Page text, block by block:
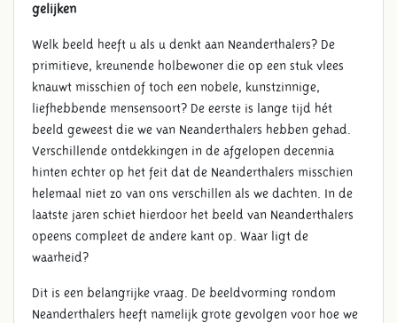
gelijken
Welk beeld heeft u als u denkt aan Neanderthalers? De
primitieve, kreunende holbewoner die op een stuk vlees
knauwt misschien of toch een nobele, kunstzinnige,
liefhebbende mensensoort? De eerste is lange tijd hét
beeld geweest die we van Neanderthalers hebben gehad.
Verschillende ontdekkingen in de afgelopen decennia
hinten echter op het feit dat de Neanderthalers misschien
helemaal niet zo van ons verschillen als we dachten. In de
laatste jaren schiet hierdoor het beeld van Neanderthalers
opeens compleet de andere kant op. Waar ligt de
waarheid?
Dit is een belangrijke vraag. De beeldvorming rondom
Neanderthalers heeft namelijk grote gevolgen voor hoe we